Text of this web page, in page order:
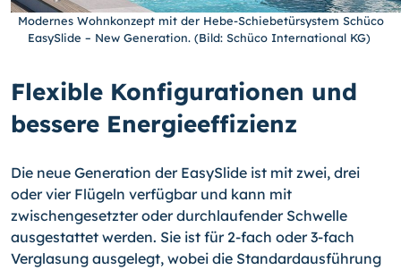
Modernes Wohnkonzept mit der Hebe-Schiebetürsystem Schüco
EasySlide – New Generation. (Bild: Schüco International KG)
Flexible Konfigurationen und
bessere Energieeffizienz
Die neue Generation der EasySlide ist mit zwei, drei
oder vier Flügeln verfügbar und kann mit
zwischengesetzter oder durchlaufender Schwelle
ausgestattet werden. Sie ist für 2-fach oder 3-fach
Verglasung ausgelegt, wobei die Standardausführung